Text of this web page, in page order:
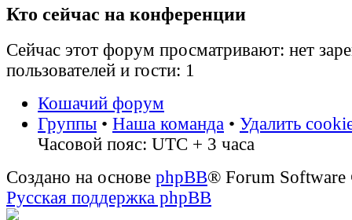
Кто сейчас на конференции
Сейчас этот форум просматривают: нет
пользователей и гости: 1
Кошачий форум
Группы • Наша команда • Удалить
Часовой пояс: UTC + 3 часа
Создано на основе phpBB® Forum
Русская поддержка phpBB